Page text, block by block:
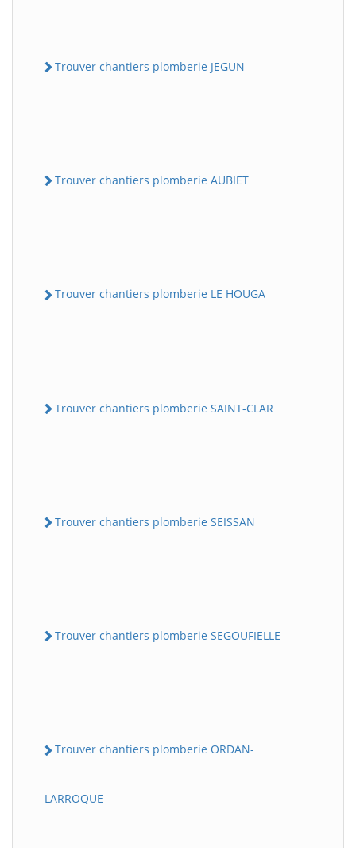
Trouver chantiers plomberie JEGUN
Trouver chantiers plomberie AUBIET
Trouver chantiers plomberie LE HOUGA
Trouver chantiers plomberie SAINT-CLAR
Trouver chantiers plomberie SEISSAN
Trouver chantiers plomberie SEGOUFIELLE
Trouver chantiers plomberie ORDAN-
LARROQUE